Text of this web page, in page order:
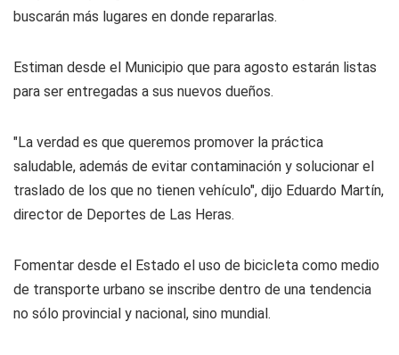
buscarán más lugares en donde repararlas.
Estiman desde el Municipio que para agosto estarán listas
para ser entregadas a sus nuevos dueños.
"La verdad es que queremos promover la práctica
saludable, además de evitar contaminación y solucionar el
traslado de los que no tienen vehículo", dijo Eduardo Martín,
director de Deportes de Las Heras.
Fomentar desde el Estado el uso de bicicleta como medio
de transporte urbano se inscribe dentro de una tendencia
no sólo provincial y nacional, sino mundial.